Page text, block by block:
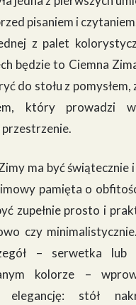
pisaniem i
z palet
będzie to Ciemna
do stołu z pomysłem,
który prowadzi
ma być świątecznie
pamięta o
zupełnie prosto i
czy
– serwetka
kolorze –
elegancję: stół